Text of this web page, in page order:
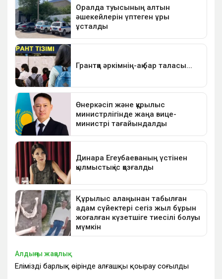
Алдыңғы жаңалық
Еліміздің барлық өңірінде алғашқы қоңырау соғылды